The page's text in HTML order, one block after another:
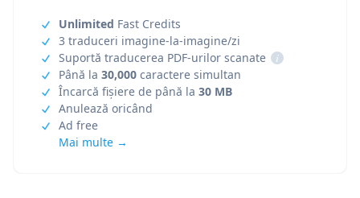
Unlimited Fast Credits
3 traduceri imagine-la-imagine/zi
Suportă traducerea PDF-urilor scanate
i
Până la 30,000 caractere simultan
Încarcă fișiere de până la 30 MB
Anulează oricând
Ad free
Mai multe →